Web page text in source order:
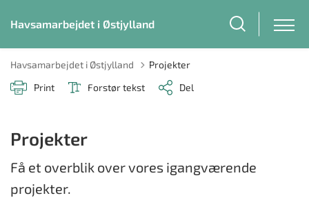
Havsamarbejdet i Østjylland
Havsamarbejdet i Østjylland
Projekter
Print
Forstør tekst Del
Projekter
Få et overblik over vores igangværende
projekter.